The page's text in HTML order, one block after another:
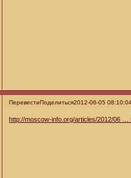
ПеревестиПоделиться2012-06-05
http://moscow-info.org/articles/2012/06 …